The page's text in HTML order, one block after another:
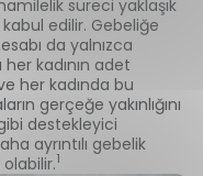
süreci yaklaşık
edilir. Gebeliğe
da yalnızca
kadının adet
her kadında bu
gerçeğe yakınlığını
destekleyici
ayrıntılı gebelik
1